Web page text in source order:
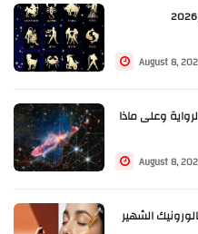
August 8,
صحة الرواية وعلى ماذا
August 8,
الشهير